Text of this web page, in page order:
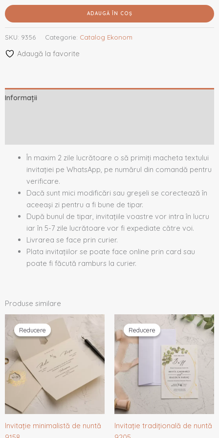
ADAUGĂ ÎN COȘ
SKU: 9356 Categorie: Catalog Ekonom
Adaugă la favorite
Informații
În maxim 2 zile lucrătoare o să primiți macheta textului
invitației pe WhatsApp, pe numărul din comandă pentru
verificare.
Dacă sunt mici modificări sau greșeli se corectează în
aceeași zi pentru a fi bune de tipar.
După bunul de tipar, invitațiile voastre vor intra în lucru
iar în 5-7 zile lucrătoare vor fi expediate către voi.
Livrarea se face prin curier.
Plata invitațiilor se poate face online prin card sau
poate fi făcută ramburs la curier.
Produse similare
Reducere
Reducere
Invitație minimalistă de nuntă
inițial
a
fost:
1,79 lei.
Prețul
curent
este:
1,70 lei.
Reducere
Reducere
Invitație tradițională de nuntă
inițial
a
fost:
Prețul
curent
este: